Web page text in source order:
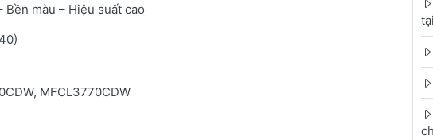
màu – Hiệu suất cao
MFCL3770CDW